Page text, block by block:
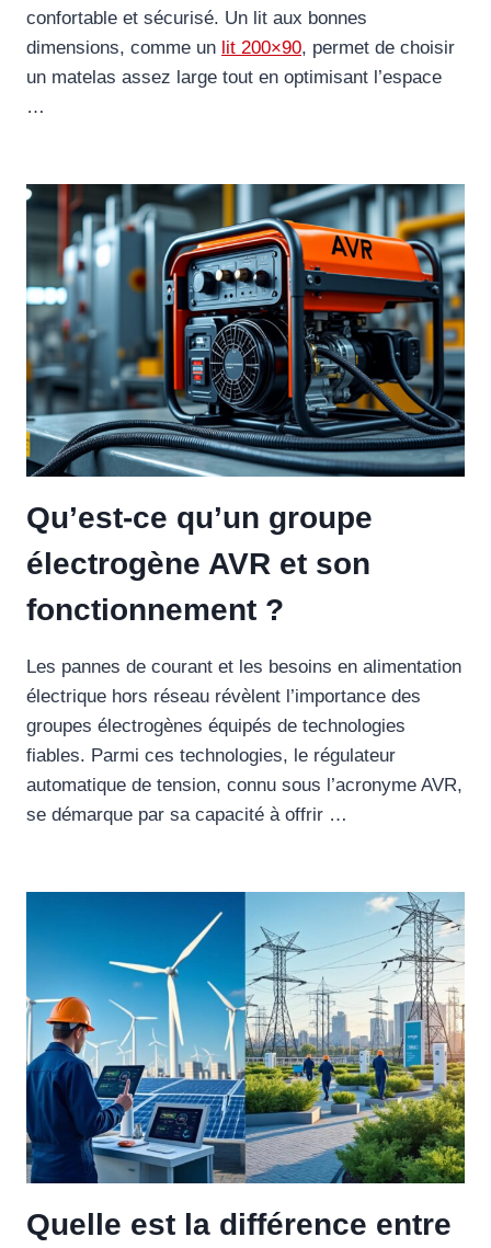
confortable et sécurisé. Un lit aux bonnes
dimensions, comme un lit 200×90, permet de choisir
un matelas assez large tout en optimisant l’espace
…
Qu’est-ce qu’un groupe
électrogène AVR et son
fonctionnement ?
Les pannes de courant et les besoins en alimentation
électrique hors réseau révèlent l’importance des
groupes électrogènes équipés de technologies
fiables. Parmi ces technologies, le régulateur
automatique de tension, connu sous l’acronyme AVR,
se démarque par sa capacité à offrir …
Quelle est la différence entre